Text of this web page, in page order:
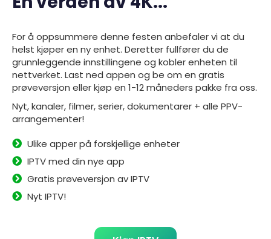
For å oppsummere denne festen anbefaler vi at du
helst kjøper en ny enhet. Deretter fullfører du de
grunnleggende innstillingene og kobler enheten til
nettverket. Last ned appen og be om en gratis
prøveversjon eller kjøp en 1-12 måneders pakke fra oss.
Nyt, kanaler, filmer, serier, dokumentarer + alle PPV-
arrangementer!
Ulike apper på forskjellige enheter
IPTV med din nye app
Gratis prøveversjon av IPTV
Nyt IPTV!